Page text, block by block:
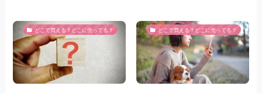
どこで買える？どこに売ってる？ どこで買える？どこに売ってる？